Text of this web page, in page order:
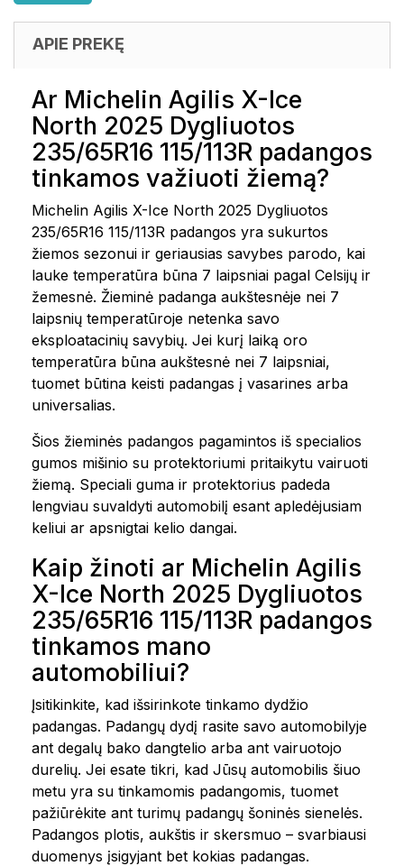
APIE PREKĘ
Ar Michelin Agilis X-Ice
North 2025 Dygliuotos
235/65R16 115/113R padangos
tinkamos važiuoti žiemą?
Michelin Agilis X-Ice North 2025 Dygliuotos
235/65R16 115/113R padangos yra sukurtos
žiemos sezonui ir geriausias savybes parodo, kai
lauke temperatūra būna 7 laipsniai pagal Celsijų ir
žemesnė. Žieminė padanga aukštesnėje nei 7
laipsnių temperatūroje netenka savo
eksploatacinių savybių. Jei kurį laiką oro
temperatūra būna aukštesnė nei 7 laipsniai,
tuomet būtina keisti padangas į vasarines arba
universalias.
Šios žieminės padangos pagamintos iš specialios
gumos mišinio su protektoriumi pritaikytu vairuoti
žiemą. Speciali guma ir protektorius padeda
lengviau suvaldyti automobilį esant apledėjusiam
keliui ar apsnigtai kelio dangai.
Kaip žinoti ar Michelin Agilis
X-Ice North 2025 Dygliuotos
235/65R16 115/113R padangos
tinkamos mano
automobiliui?
Įsitikinkite, kad išsirinkote tinkamo dydžio
padangas. Padangų dydį rasite savo automobilyje
ant degalų bako dangtelio arba ant vairuotojo
durelių. Jei esate tikri, kad Jūsų automobilis šiuo
metu yra su tinkamomis padangomis, tuomet
pažiūrėkite ant turimų padangų šoninės sienelės.
Padangos plotis, aukštis ir skersmuo – svarbiausi
duomenys įsigyjant bet kokias padangas.